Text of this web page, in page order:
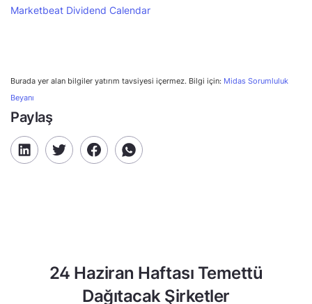
Marketbeat Dividend Calendar
Burada yer alan bilgiler yatırım tavsiyesi içermez. Bilgi için: Midas Sorumluluk
Beyanı
Paylaş
24 Haziran Haftası Temettü
Dağıtacak Şirketler